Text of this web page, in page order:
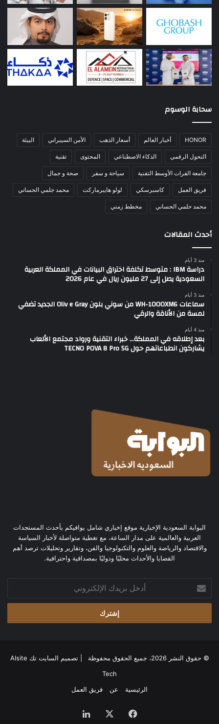
سحابة الوسوم
HONOR أخبار العالم أسعار الذهب الأمن السيبراني البيئة
التحول الرقمي الذكاء الاصطناعي المحتوى تقنية
جامعة الفرات الأوسط التقنية سياحة و سفر صحة و جمال
فريق العمل كاسبرسكي لولو هايبرماركت محمد جلمي الحساني
محمد حلمي الحساني مخطط زمني
أحدث المقالات
منذ 3 أيام
دراسة IBM : متوسط تكلفة اختراق البيانات في المملكة العربية
السعودية يصل إلى 27 مليون ريال في عام 2026
منذ 3 أيام
سماعات WH-1000XM6 من سوني بلون Oliv e Gray الجديد تضفي
لمسة من الأناقة والرقي
منذ 4 أيام
بعد إطلاقه في المملكة… خبراء التقنية ورواد مجتمع الألعاب
يشاركون انطباعاتهم حول TECNO POVA 8 Pro 5G
البوابة السعودية الإخبارية موقع إخباري شامل يوافيكم بأحدث المستجدات
العربية والعالمية على مدار الساعة، مع تغطية متواصلة لأخبار السياسة
والاقتصاد والرياضة والعلوم والتكنولوجيا والفن، وتقارير وتحليلات ترصد أهم
القضايا والأحداث محليًا ودوليًا بمصداقية واحترافية.
بريدك
الإلكتروني
© حقوق النشر 2026، جميع الحقوق محفوظة | تصميم
السايت تك Alsite
Tech
الرئيسية
عن فريق العمل
فيسبوك لينكدإن